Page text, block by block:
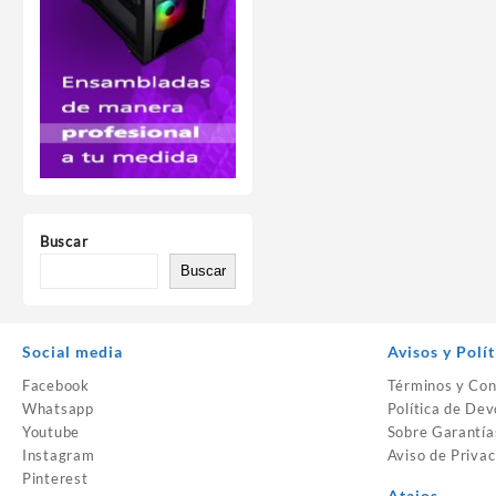
Buscar
Buscar
Social media
Facebook
Whatsapp
Youtube
Instagram
Pinterest
Avisos y
Términos y
Política de
Sobre
Aviso de